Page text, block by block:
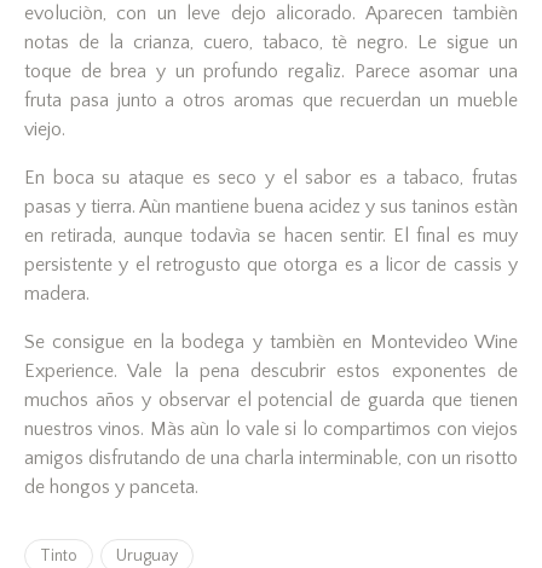
evoluciòn, con un leve dejo alicorado. Aparecen tambièn
notas de la crianza, cuero, tabaco, tè negro. Le sigue un
toque de brea y un profundo regalìz. Parece asomar una
fruta pasa junto a otros aromas que recuerdan un mueble
viejo.
En boca su ataque es seco y el sabor es a tabaco, frutas
pasas y tierra. Aùn mantiene buena acidez y sus taninos estàn
en retirada, aunque todavìa se hacen sentir. El final es muy
persistente y el retrogusto que otorga es a licor de cassis y
madera.
Se consigue en la bodega y tambièn en Montevideo Wine
Experience. Vale la pena descubrir estos exponentes de
muchos años y observar el potencial de guarda que tienen
nuestros vinos. Màs aùn lo vale si lo compartimos con viejos
amigos disfrutando de una charla interminable, con un risotto
de hongos y panceta.
Tinto Uruguay